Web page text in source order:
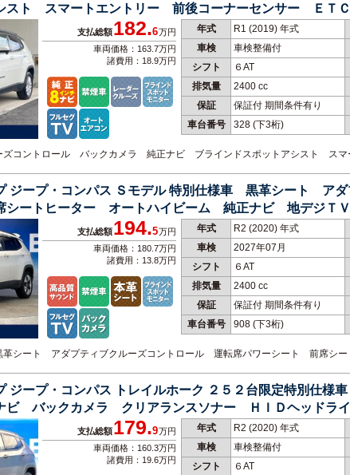
スト スマートエントリー 前後コーナーセンサー Ｅ
ンアシスト 禁煙車
年式 R1 (2019) 年式
車検
車検整備付
シフト
６AT
排気量
2400 cc
保証
保証付 期間条件有り
車台番号
328 (下3桁)
支払総額182.6万円
車両価格：163.7万円
諸費用：18.9万円
ズコントロール バックカメラ 純正ナビ ブラインドスポットアシスト スマ
ジープ・コンパス Ｓモデル 特別仕様車 黒革シート ア
シートヒーター オートハイビーム 純正ナビ 地デジＴ
ナー 禁煙車
年式 R2 (2020) 年式
車検
2027年07月
シフト
６AT
排気量
2400 cc
保証
保証付 期間条件有り
車台番号
908 (下3桁)
支払総額194.5万円
車両価格：180.7万円
諸費用：13.8万円
革シート アダプティブクルーズコントロール 運転席パワーシート 前席シー
ジープ・コンパス トレイルホーク ２５２台限定特別仕様
ビ バックカメラ クリアランスソナー ＨＩＤヘッドラ
ポットモニター
年式 R2 (2020) 年式
車検
車検整備付
シフト
６AT
支払総額179.9万円
車両価格：160.3万円
諸費用：19.6万円